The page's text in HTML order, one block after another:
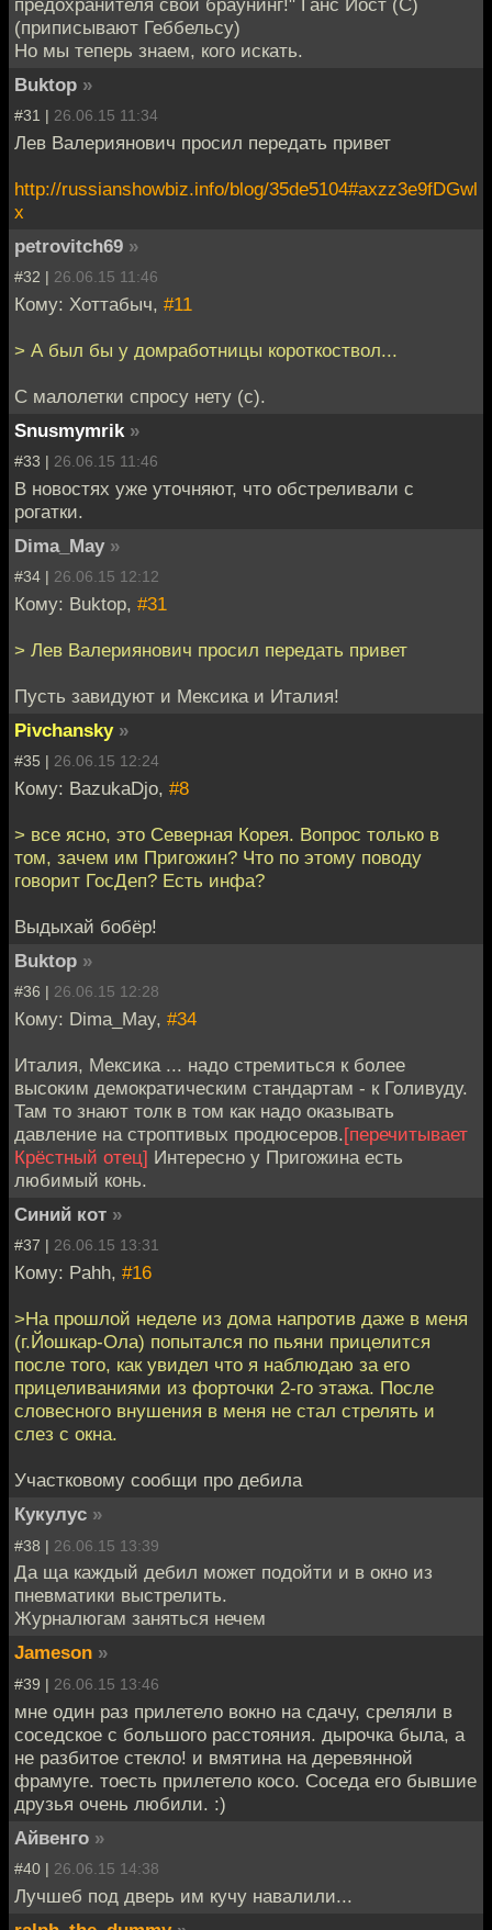
(приписывают Геббельсу)
Но мы теперь знаем, кого искать.
Buktop »
#31 | 26.06.15 11:34
Лев Валериянович просил передать привет
http://russianshowbiz.info/blog/35de5104#axzz3e9fDGwl
x
petrovitch69 »
#32 | 26.06.15 11:46
Кому: Хоттабыч, #11
> А был бы у домработницы короткоствол...
C малолетки спросу нету (с).
Snusmymrik »
#33 | 26.06.15 11:46
В новостях уже уточняют, что обстреливали с
рогатки.
Dima_May »
#34 | 26.06.15 12:12
Кому: Buktop, #31
> Лев Валериянович просил передать привет
Пусть завидуют и Мексика и Италия!
Pivchansky »
#35 | 26.06.15 12:24
Кому: BazukaDjo, #8
> все ясно, это Северная Корея. Вопрос только в
том, зачем им Пригожин? Что по этому поводу
говорит ГосДеп? Есть инфа?
Выдыхай бобёр!
Buktop »
#36 | 26.06.15 12:28
Кому: Dima_May, #34
Италия, Мексика ... надо стремиться к более
высоким демократическим стандартам - к Голивуду.
Там то знают толк в том как надо оказывать
давление на строптивых продюсеров.[перечитывает
Крёстный отец] Интересно у Пригожина есть
любимый конь.
Синий кот »
#37 | 26.06.15 13:31
Кому: Pahh, #16
>На прошлой неделе из дома напротив даже в меня
(г.Йошкар-Ола) попытался по пьяни прицелится
после того, как увидел что я наблюдаю за его
прицеливаниями из форточки 2-го этажа. После
словесного внушения в меня не стал стрелять и
слез с окна.
Участковому сообщи про дебила
Кукулус »
#38 | 26.06.15 13:39
Да ща каждый дебил может подойти и в окно из
пневматики выстрелить.
Журналюгам заняться нечем
Jameson »
#39 | 26.06.15 13:46
мне один раз прилетело вокно на сдачу, среляли в
соседское с большого расстояния. дырочка была, а
не разбитое стекло! и вмятина на деревянной
фрамуге. тоесть прилетело косо. Соседа его бывшие
друзья очень любили. :)
Айвенго »
#40 | 26.06.15 14:38
Лучшеб под дверь им кучу навалили...